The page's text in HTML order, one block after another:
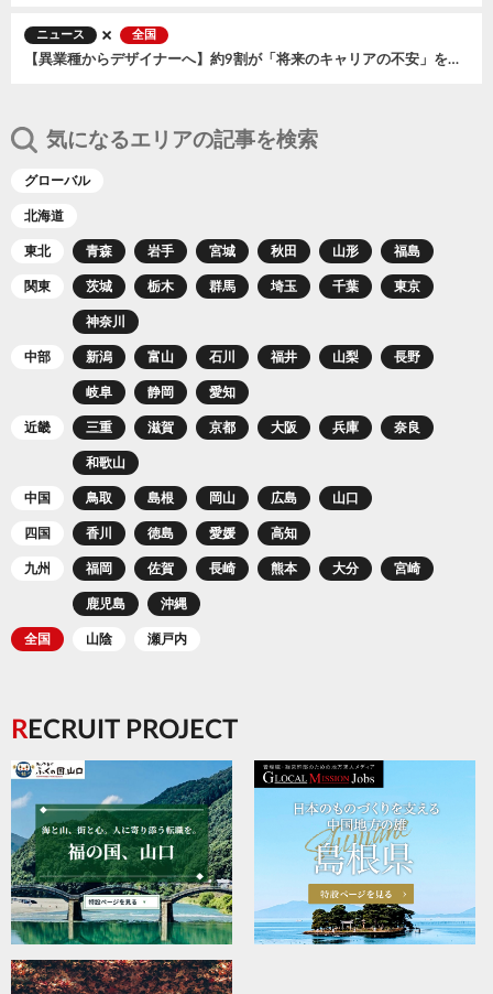
ニュース 全国
【異業種からデザイナーへ】約9割が「将来のキャリアの不安」を感じると回答！リスキリングで得たい“実務スキル”と求められる“就職支援”の実態とは
気になるエリアの記事を検索
グローバル
北海道
東北 青森 岩手 宮城 秋田 山形 福島
関東 茨城 栃木 群馬 埼玉 千葉 東京
神奈川
中部 新潟 富山 石川 福井 山梨 長野
岐阜 静岡 愛知
近畿 三重 滋賀 京都 大阪 兵庫 奈良
和歌山
中国 鳥取 島根 岡山 広島 山口
四国 香川 徳島 愛媛 高知
九州 福岡 佐賀 長崎 熊本 大分 宮崎
鹿児島 沖縄
全国 山陰 瀬戸内
RECRUIT PROJECT